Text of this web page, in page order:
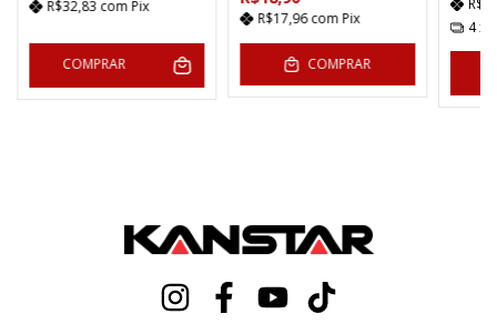
R$32,83 com Pix
COMPRAR
R$17,96com Pix
COMPRAR
4x